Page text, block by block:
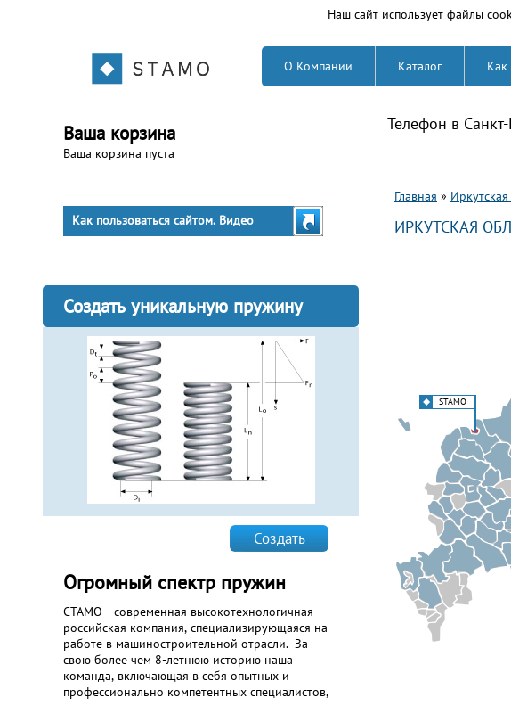
Наш сайт использует файлы
О Компании Каталог Как
Телефон в
Ваша корзина
Ваша корзина пуста
Как пользоваться сайтом. Видео
Создать уникальную пружину
Создать
Огромный спектр пружин
СТАМО - современная высокотехнологичная
российская компания, специализирующаяся на
работе в машиностроительной отрасли. За
свою более чем 8-летнюю историю наша
команда, включающая в себя опытных и
профессионально компетентных специалистов,
Вы здесь
Главная »
ИРКУТСКАЯ
STAMO